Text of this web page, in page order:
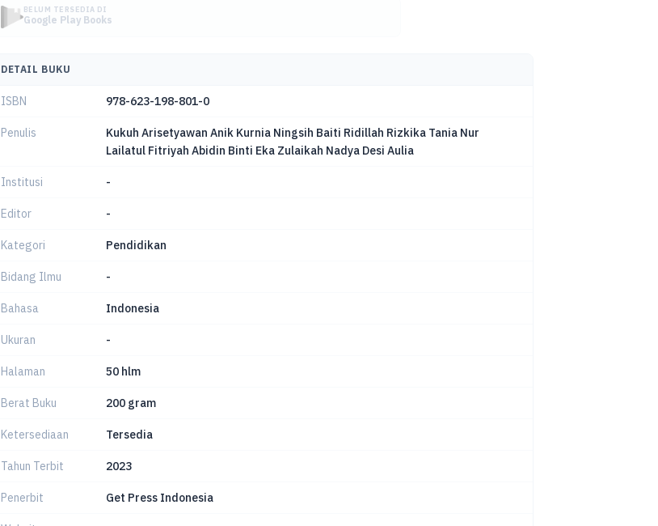
BELUM TERSEDIA DI
Google Play Books
DETAIL BUKU
ISBN 978-623-198-801-0
Penulis
Kukuh Arisetyawan Anik Kurnia Ningsih Baiti Ridillah Rizkika Tania Nur
Lailatul Fitriyah Abidin Binti Eka Zulaikah Nadya Desi Aulia
Institusi -
Editor -
Kategori Pendidikan
Bidang Ilmu -
Bahasa Indonesia
Ukuran -
Halaman 50 hlm
Berat Buku 200 gram
Ketersediaan Tersedia
Tahun Terbit 2023
Penerbit Get Press Indonesia